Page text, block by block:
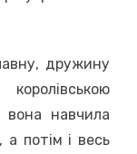
дружину
вона навчила
потім і весь